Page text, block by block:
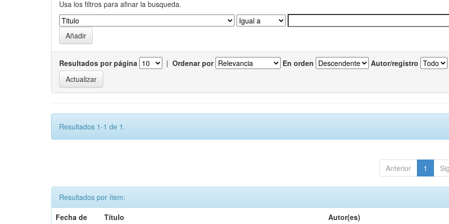
Usa los filtros para afinar la busqueda.
Resultados por página | Ordenar por En orden Autor/registro
Resultados 1-1 de 1.
Anterior 1
Resultados por ítem:
Fecha de
Título Autor(es)